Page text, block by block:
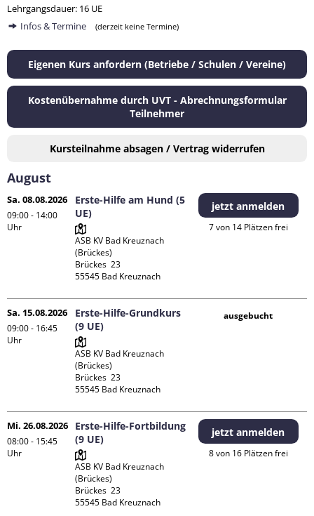
Lehrgangsdauer: 16 UE
Infos & Termine
(derzeit keine Termine)
Eigenen Kurs anfordern (Betriebe / Schulen / Vereine)
Kostenübernahme durch UVT - Abrechnungsformular
Teilnehmer
Kursteilnahme absagen / Vertrag widerrufen
August
Sa. 08.08.2026
09:00 - 14:00
Uhr
Erste-Hilfe am Hund (5
UE)
ASB KV Bad Kreuznach
(Brückes)
Brückes  23
jetzt anmelden
7 von 14 Plätzen frei
Sa. 15.08.2026
09:00 - 16:45
Uhr
Erste-Hilfe-Grundkurs
(9 UE)
ASB KV Bad Kreuznach
(Brückes)
Brückes  23
ausgebucht
Mi. 26.08.2026
08:00 - 15:45
Uhr
Erste-Hilfe-Fortbildung
(9 UE)
ASB KV Bad Kreuznach
(Brückes)
Brückes  23
jetzt anmelden
8 von 16 Plätzen frei